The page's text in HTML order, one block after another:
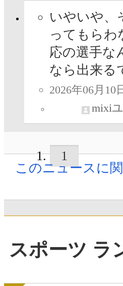
いやいや、
ってもらわ
応の選手な
なら出来る
2026年06月10
mixi
1
このニュースに
スポーツ ラ